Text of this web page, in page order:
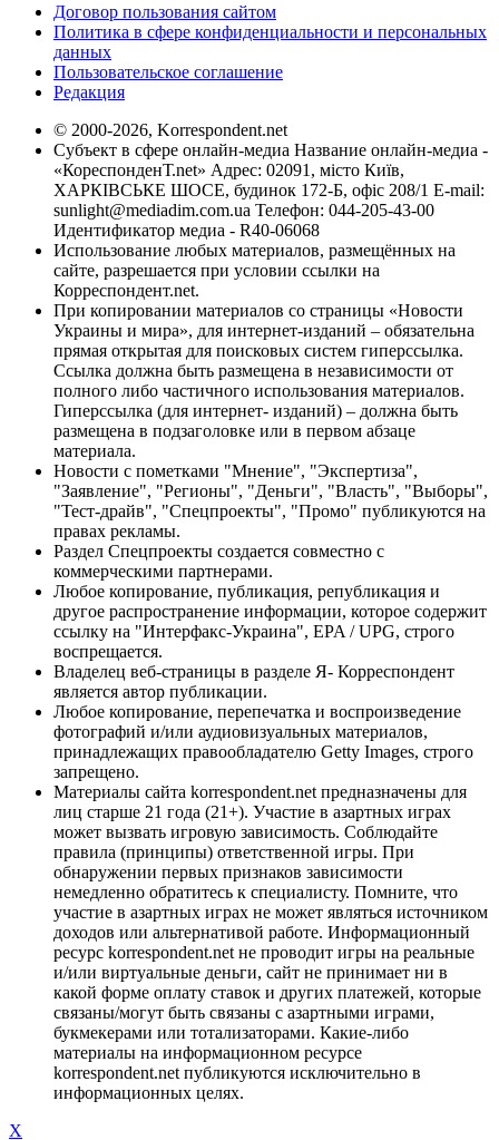
Договор пользования сайтом
Политика в сфере конфиденциальности и персональных
данных
Пользовательское соглашение
Редакция
© 2000-2026, Korrespondent.net
Субъект в сфере онлайн-медиа Название онлайн-медиа -
«КореспонденТ.net» Адрес: 02091, місто Київ,
ХАРКІВСЬКЕ ШОСЕ, будинок 172-Б, офіс 208/1 E-mail:
sunlight@mediadim.com.ua Телефон: 044-205-43-00
Идентификатор медиа - R40-06068
Использование любых материалов, размещённых на
сайте, разрешается при условии ссылки на
Корреспондент.net.
При копировании материалов со страницы «Новости
Украины и мира», для интернет-изданий – обязательна
прямая открытая для поисковых систем гиперссылка.
Ссылка должна быть размещена в независимости от
полного либо частичного использования материалов.
Гиперссылка (для интернет- изданий) – должна быть
размещена в подзаголовке или в первом абзаце
материала.
Новости с пометками "Мнение", "Экспертиза",
"Заявление", "Регионы", "Деньги", "Власть", "Выборы",
"Тест-драйв", "Спецпроекты", "Промо" публикуются на
правах рекламы.
Раздел Спецпроекты создается совместно с
коммерческими партнерами.
Любое копирование, публикация, републикация и
другое распространение информации, которое содержит
ссылку на "Интерфакс-Украина", EPA / UPG, строго
воспрещается.
Владелец веб-страницы в разделе Я- Корреспондент
является автор публикации.
Любое копирование, перепечатка и воспроизведение
фотографий и/или аудиовизуальных материалов,
принадлежащих правообладателю Getty Images, строго
запрещено.
Материалы сайта korrespondent.net предназначены для
лиц старше 21 года (21+). Участие в азартных играх
может вызвать игровую зависимость. Соблюдайте
правила (принципы) ответственной игры. При
обнаружении первых признаков зависимости
немедленно обратитесь к специалисту. Помните, что
участие в азартных играх не может являться источником
доходов или альтернативой работе. Информационный
ресурс korrespondent.net не проводит игры на реальные
и/или виртуальные деньги, сайт не принимает ни в
какой форме оплату ставок и других платежей, которые
связаны/могут быть связаны с азартными играми,
букмекерами или тотализаторами. Какие-либо
материалы на информационном ресурсе
korrespondent.net публикуются исключительно в
информационных целях.
X